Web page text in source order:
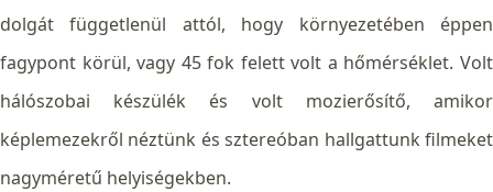
dolgát függetlenül attól, hogy környezetében éppen
fagypont körül, vagy 45 fok felett volt a hőmérséklet. Volt
hálószobai készülék és volt mozierősítő, amikor
képlemezekről néztünk és sztereóban hallgattunk filmeket
nagyméretű helyiségekben.